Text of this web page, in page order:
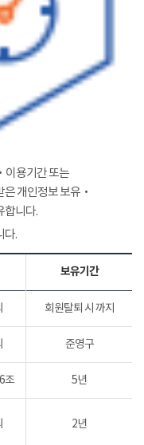
이용기간 또는
은 개인정보 보유‧
합니다.
다.
보유기간
회원탈퇴 시 까지
준영구
조 5년
2년